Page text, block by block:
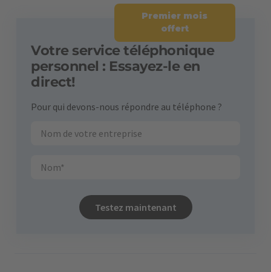
Premier mois
offert
Votre service téléphonique
personnel : Essayez-le en
direct!
Pour qui devons-nous répondre au téléphone ?
Testez maintenant